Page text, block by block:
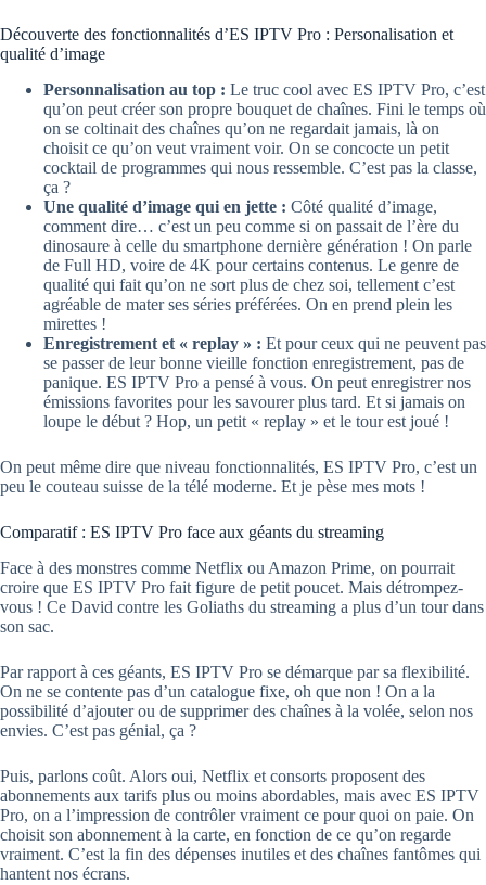
Découverte des fonctionnalités d’ES IPTV Pro : Personalisation et
qualité d’image
Personnalisation au top : Le truc cool avec ES IPTV Pro, c’est
qu’on peut créer son propre bouquet de chaînes. Fini le temps où
on se coltinait des chaînes qu’on ne regardait jamais, là on
choisit ce qu’on veut vraiment voir. On se concocte un petit
cocktail de programmes qui nous ressemble. C’est pas la classe,
ça ?
Une qualité d’image qui en jette : Côté qualité d’image,
comment dire… c’est un peu comme si on passait de l’ère du
dinosaure à celle du smartphone dernière génération ! On parle
de Full HD, voire de 4K pour certains contenus. Le genre de
qualité qui fait qu’on ne sort plus de chez soi, tellement c’est
agréable de mater ses séries préférées. On en prend plein les
mirettes !
Enregistrement et « replay » : Et pour ceux qui ne peuvent pas
se passer de leur bonne vieille fonction enregistrement, pas de
panique. ES IPTV Pro a pensé à vous. On peut enregistrer nos
émissions favorites pour les savourer plus tard. Et si jamais on
loupe le début ? Hop, un petit « replay » et le tour est joué !
On peut même dire que niveau fonctionnalités, ES IPTV Pro, c’est un
peu le couteau suisse de la télé moderne. Et je pèse mes mots !
Comparatif : ES IPTV Pro face aux géants du streaming
Face à des monstres comme Netflix ou Amazon Prime, on pourrait
croire que ES IPTV Pro fait figure de petit poucet. Mais détrompez-
vous ! Ce David contre les Goliaths du streaming a plus d’un tour dans
son sac.
Par rapport à ces géants, ES IPTV Pro se démarque par sa flexibilité.
On ne se contente pas d’un catalogue fixe, oh que non ! On a la
possibilité d’ajouter ou de supprimer des chaînes à la volée, selon nos
envies. C’est pas génial, ça ?
Puis, parlons coût. Alors oui, Netflix et consorts proposent des
abonnements aux tarifs plus ou moins abordables, mais avec ES IPTV
Pro, on a l’impression de contrôler vraiment ce pour quoi on paie. On
choisit son abonnement à la carte, en fonction de ce qu’on regarde
vraiment. C’est la fin des dépenses inutiles et des chaînes fantômes qui
hantent nos écrans.